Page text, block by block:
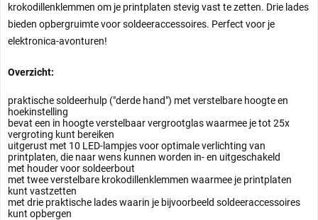
krokodillenklemmen om je printplaten stevig vast te zetten. Drie lades
bieden opbergruimte voor soldeeraccessoires. Perfect voor je
elektronica-avonturen!
Overzicht:
praktische soldeerhulp ("derde hand") met verstelbare hoogte en
hoekinstelling
bevat een in hoogte verstelbaar vergrootglas waarmee je tot 25x
vergroting kunt bereiken
uitgerust met 10 LED-lampjes voor optimale verlichting van
printplaten, die naar wens kunnen worden in- en uitgeschakeld
met houder voor soldeerbout
met twee verstelbare krokodillenklemmen waarmee je printplaten
kunt vastzetten
met drie praktische lades waarin je bijvoorbeeld soldeeraccessoires
kunt opbergen